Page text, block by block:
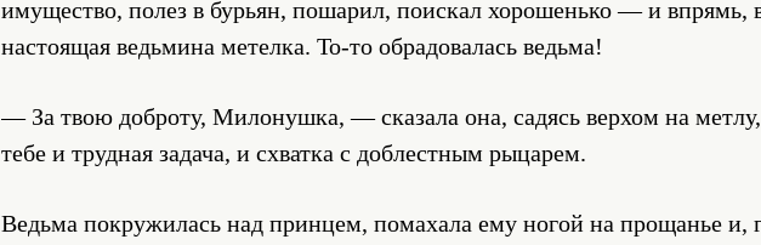
имущество, полез в бурьян, пошарил, поискал хорошенько — и впрямь,
настоящая ведьмина метелка. То-то обрадовалась ведьма!
— За твою доброту, Милонушка, — сказала она, садясь верхом на
тебе и трудная задача, и схватка с доблестным рыцарем.
Ведьма покружилась над принцем, помахала ему ногой на прощанье и,